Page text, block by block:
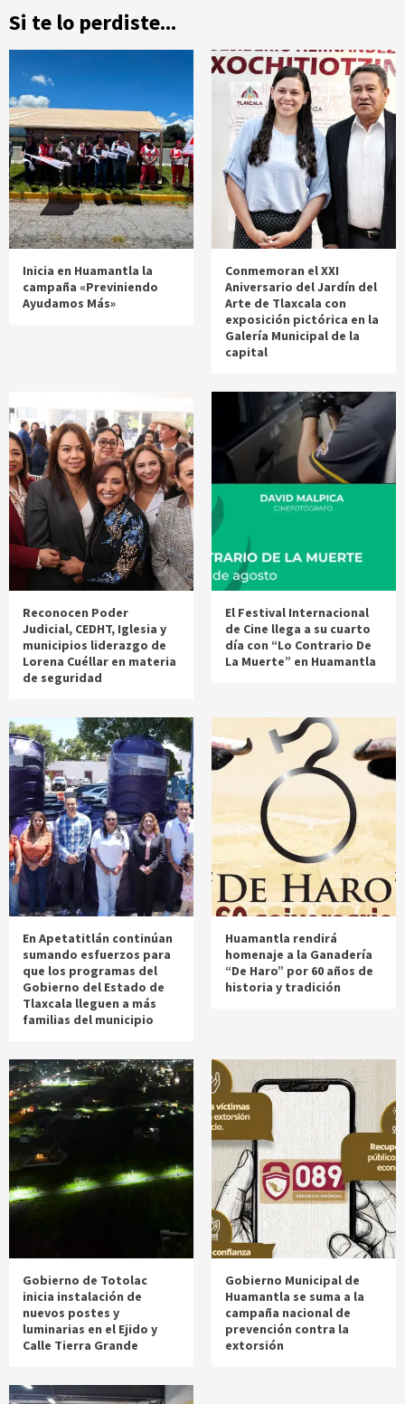
Si te lo perdiste...
Inicia en Huamantla la
campaña «Previniendo
Ayudamos Más»
Conmemoran el XXI
Aniversario del Jardín del
Arte de Tlaxcala con
exposición pictórica en la
Galería Municipal de la
capital
Reconocen Poder
Judicial, CEDHT, Iglesia y
municipios liderazgo de
Lorena Cuéllar en materia
de seguridad
El Festival Internacional
de Cine llega a su cuarto
día con “Lo Contrario De
La Muerte” en Huamantla
En Apetatitlán continúan
sumando esfuerzos para
que los programas del
Gobierno del Estado de
Tlaxcala lleguen a más
familias del municipio
Huamantla rendirá
homenaje a la Ganadería
“De Haro” por 60 años de
historia y tradición
Gobierno de Totolac
inicia instalación de
nuevos postes y
luminarias en el Ejido y
Calle Tierra Grande
Gobierno Municipal de
Huamantla se suma a la
campaña nacional de
prevención contra la
extorsión